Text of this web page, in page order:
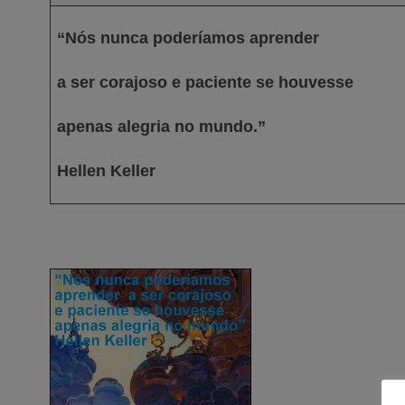
“Nós nunca poderíamosaprender
a ser corajoso e paciente se houvesse
apenas alegria no mundo.”
Hellen Keller